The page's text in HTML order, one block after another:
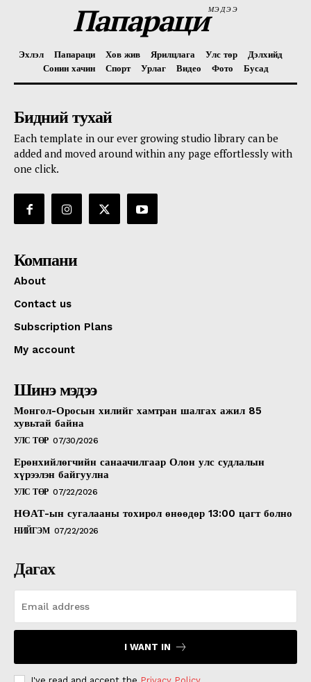
ПапарациМЭДЭЭ
Эхлэл Папараци Хов жив Ярилцлага Улс төр
Дэлхийд
Сонин хачин
Спорт Урлаг Видео Фото Бусад
Бидний тухай
Each template in our ever growing studio library can be
added and moved around within any page effortlessly with
one click.
Компани
About
Contact us
Subscription Plans
My account
Шинэ мэдээ
Монгол-Оросын хилийг хамтран шалгах ажил 85
хувьтай байна
УЛС ТӨР 07/30/2026
Ерөнхийлөгчийн санаачилгаар Олон улс судлалын
хүрээлэн байгуулна
УЛС ТӨР 07/22/2026
НӨАТ-ын сугалааны тохирол өнөөдөр 13:00 цагт болно
НИЙГЭМ 07/22/2026
Дагах
I WANT IN